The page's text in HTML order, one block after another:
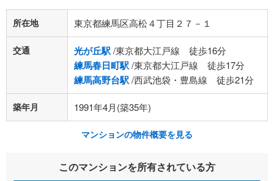
所在地 東京都練馬区高松４丁目２７－１
交通 光が丘駅/東京都大江戸線 徒歩16分
練馬春日町駅/東京都大江戸線 徒歩17分
練馬高野台駅/西武池袋・豊島線 徒歩21分
築年月 1991年4月(築35年)
マンションの物件概要を見る
このマンションを所有されている方